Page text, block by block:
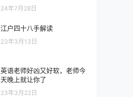
24年7月28日
江户四十八手解读
23年3月13日
英语老师好凶又好软，老师今
天晚上就让你了
23年3月22日